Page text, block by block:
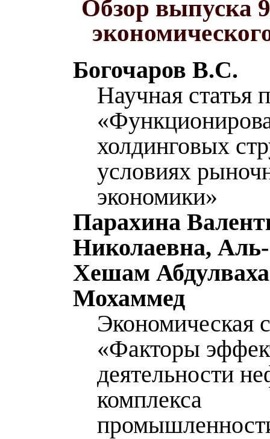
Обзор выпуска
Богочаров В.С.
Научная статья
холдинговых
условиях
экономики»
Парахина
Николаевна,
Хешам
Мохаммед
Экономическая
«Факторы
деятельности
комплекса